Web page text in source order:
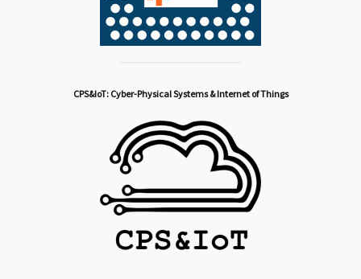
CPS&IoT: Cyber-Physical Systems & Internet of Things